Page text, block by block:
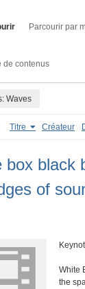
Parcourir par
de contenus
Waves
Titre Créateur
box black
of
White
the